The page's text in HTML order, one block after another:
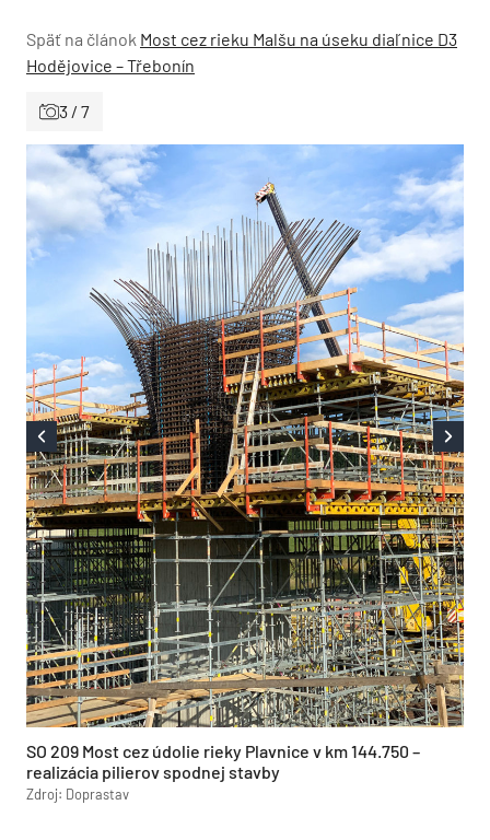
Späť na článok Most cez rieku Malšu na úseku diaľnice D3
Hodějovice – Třebonín
3 / 7
SO 209 Most cez údolie rieky Plavnice v km 144.750 –
realizácia pilierov spodnej stavby
Zdroj: Doprastav